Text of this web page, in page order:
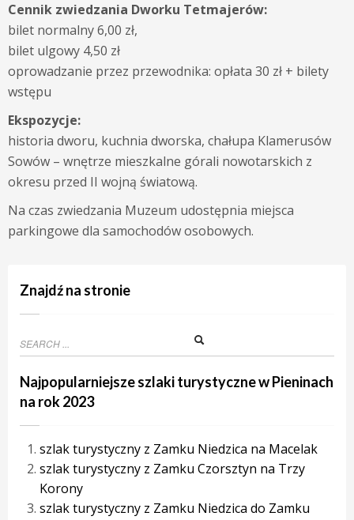
Cennik zwiedzania Dworku Tetmajerów:
bilet normalny 6,00 zł,
bilet ulgowy 4,50 zł
oprowadzanie przez przewodnika: opłata 30 zł + bilety
wstępu
Ekspozycje:
historia dworu, kuchnia dworska, chałupa Klamerusów
Sowów – wnętrze mieszkalne górali nowotarskich z
okresu przed II wojną światową.
Na czas zwiedzania Muzeum udostępnia miejsca
parkingowe dla samochodów osobowych.
Znajdź na stronie
Najpopularniejsze szlaki turystyczne w Pieninach
na rok 2023
szlak turystyczny z Zamku Niedzica na Macelak
szlak turystyczny z Zamku Czorsztyn na Trzy
Korony
szlak turystyczny z Zamku Niedzica do Zamku